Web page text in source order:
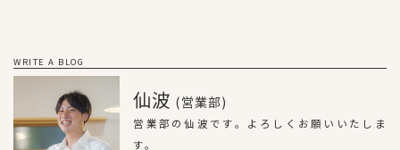
WRITE A BLOG
仙波 (営業部)
営業部の仙波です。よろしくお願いいたしま
す。